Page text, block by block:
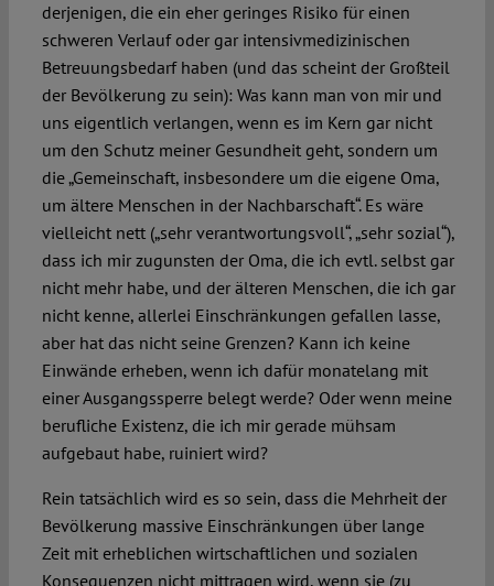
derjenigen, die ein eher geringes Risiko für einen
schweren Verlauf oder gar intensivmedizinischen
Betreuungsbedarf haben (und das scheint der Großteil
der Bevölkerung zu sein): Was kann man von mir und
uns eigentlich verlangen, wenn es im Kern gar nicht
um den Schutz meiner Gesundheit geht, sondern um
die „Gemeinschaft, insbesondere um die eigene Oma,
um ältere Menschen in der Nachbarschaft“. Es wäre
vielleicht nett („sehr verantwortungsvoll“, „sehr sozial“),
dass ich mir zugunsten der Oma, die ich evtl. selbst gar
nicht mehr habe, und der älteren Menschen, die ich gar
nicht kenne, allerlei Einschränkungen gefallen lasse,
aber hat das nicht seine Grenzen? Kann ich keine
Einwände erheben, wenn ich dafür monatelang mit
einer Ausgangssperre belegt werde? Oder wenn meine
berufliche Existenz, die ich mir gerade mühsam
aufgebaut habe, ruiniert wird?
Rein tatsächlich wird es so sein, dass die Mehrheit der
Bevölkerung massive Einschränkungen über lange
Zeit mit erheblichen wirtschaftlichen und sozialen
Konsequenzen nicht mittragen wird, wenn sie (zu